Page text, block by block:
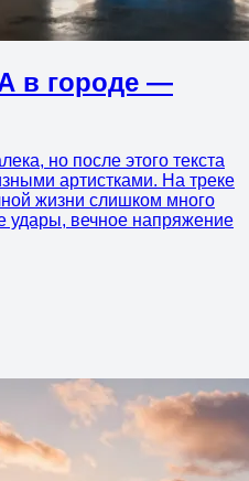
в городе —
но после этого текста
артистками. На треке
жизни слишком много
удары, вечное напряжение